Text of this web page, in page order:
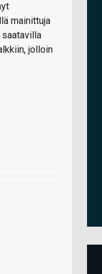
mainittuja
jolloin